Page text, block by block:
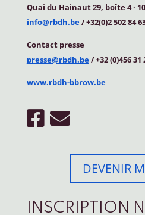
Quai du Hainaut 29, boîte 4·
info@rbdh.be/ +32(0)2 502 84
Contact presse
presse@rbdh.be/ +32 (0)456 31
www.rbdh-bbrow.be
DEVENIR
INSCRIPTION